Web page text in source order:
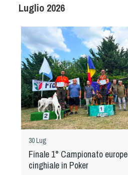
Luglio 2026
30 Lug
Finale 1° Campionato
cinghiale in Poker
Circolari
Società
Tesserati
Albo
Scuole